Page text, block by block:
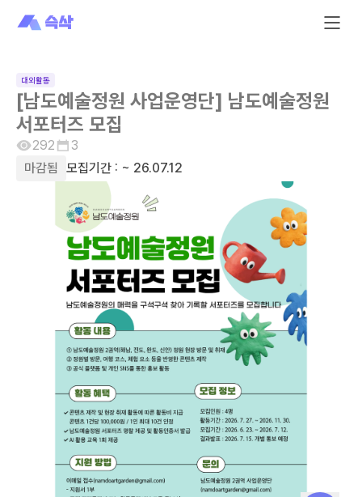
대외활동
[남도예술정원 사업운영단] 남도예술정원
서포터즈 모집
292
3
마감됨
모집기간 : ~ 26.07.12